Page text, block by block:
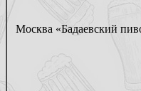
Москва «Бадаевский